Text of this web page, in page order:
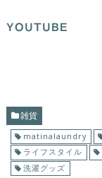
YOUTUBE
雑貨
matinalaundry
ライフスタイル
洗濯グッズ